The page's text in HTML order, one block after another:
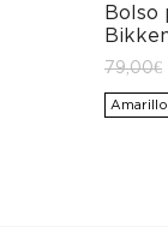
Bolso
79,00€
Amarillo